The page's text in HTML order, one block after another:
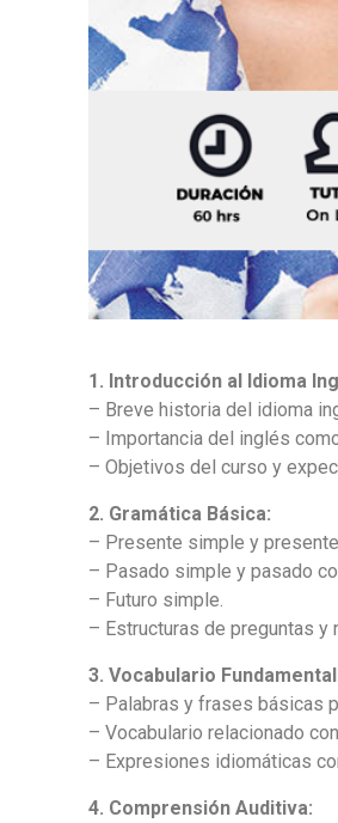
1. Introducción al Idioma
– Breve historia del idioma
– Importancia del inglés
– Objetivos del curso y
2. Gramática Básica:
– Presente simple y
– Pasado simple y pasado
– Futuro simple.
– Estructuras de preguntas y
3. Vocabulario
– Palabras y frases básicas
– Vocabulario relacionado
– Expresiones idiomáticas
4. Comprensión Auditiva: